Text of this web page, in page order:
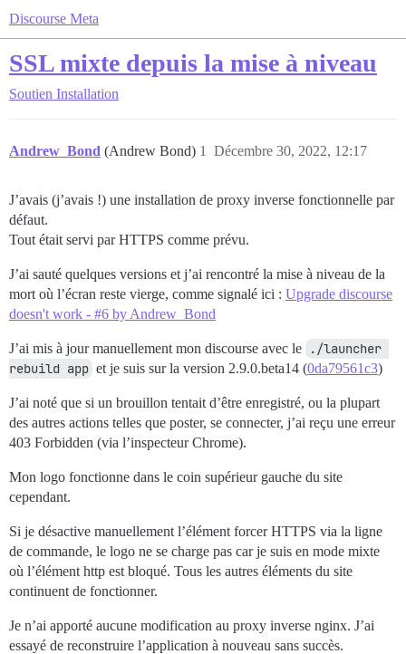
Discourse Meta
SSL mixte depuis la mise à niveau
Soutien Installation
Andrew_Bond (Andrew Bond) Décembre 30, 2022, 12:17
1
J’avais (j’avais !) une installation de proxy inverse fonctionnelle par
défaut.
Tout était servi par HTTPS comme prévu.
J’ai sauté quelques versions et j’ai rencontré la mise à niveau de la
mort où l’écran reste vierge, comme signalé ici : Upgrade discourse
doesn't work - #6 by Andrew_Bond
J’ai mis à jour manuellement mon discourse avec le
./launcher
rebuild app et je suis sur la version 2.9.0.beta14 (0da79561c3)
J’ai noté que si un brouillon tentait d’être enregistré, ou la plupart
des autres actions telles que poster, se connecter, j’ai reçu une erreur
403 Forbidden (via l’inspecteur Chrome).
Mon logo fonctionne dans le coin supérieur gauche du site
cependant.
Si je désactive manuellement l’élément forcer HTTPS via la ligne
de commande, le logo ne se charge pas car je suis en mode mixte
où l’élément http est bloqué. Tous les autres éléments du site
continuent de fonctionner.
Je n’ai apporté aucune modification au proxy inverse nginx. J’ai
essayé de reconstruire l’application à nouveau sans succès.